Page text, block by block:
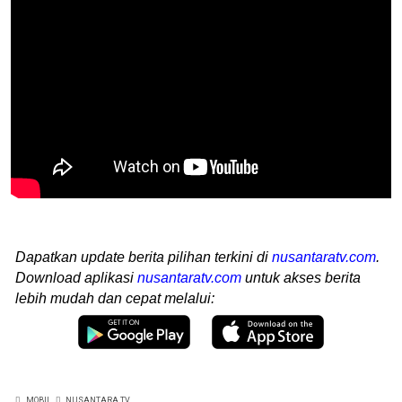
Dapatkan update berita pilihan terkini di nusantaratv.com.
Download aplikasi nusantaratv.com untuk akses berita
lebih mudah dan cepat melalui:
MOBIL NUSANTARA TV